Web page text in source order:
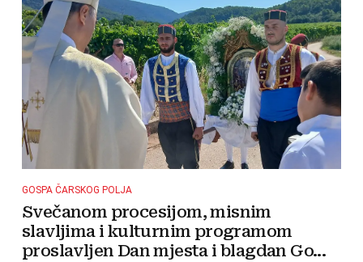
GOSPA ČARSKOG POLJA
Svečanom procesijom, misnim
slavljima i kulturnim programom
proslavljen Dan mjesta i blagdan Go...